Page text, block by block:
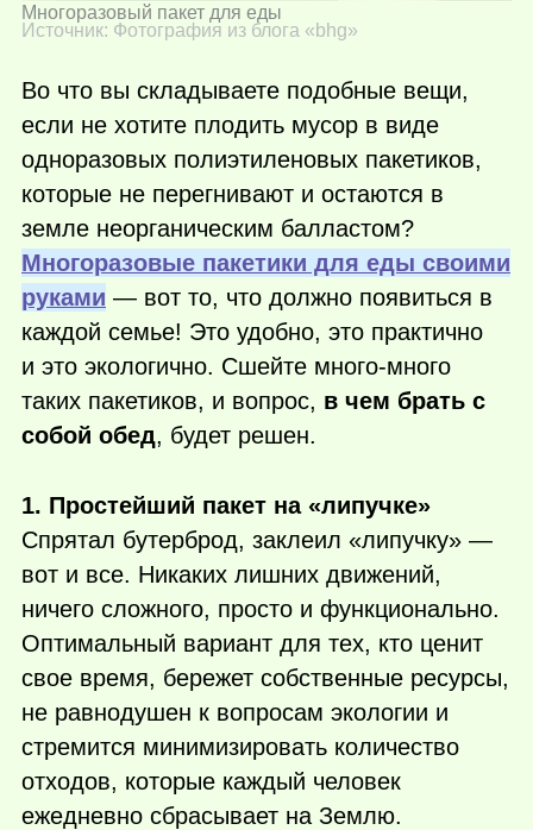
Многоразовый пакет для еды
Источник: Фотография из блога «bhg»
Во что вы складываете подобные вещи,
если не хотите плодить мусор в виде
одноразовых полиэтиленовых пакетиков,
которые не перегнивают и остаются в
земле неорганическим балластом?
Многоразовые пакетики для еды своими
руками — вот то, что должно появиться в
каждой семье! Это удобно, это практично
и это экологично. Сшейте много-много
таких пакетиков, и вопрос, в чем брать с
собой обед, будет решен.
1. Простейший пакет на «липучке»
Спрятал бутерброд, заклеил «липучку» —
вот и все. Никаких лишних движений,
ничего сложного, просто и функционально.
Оптимальный вариант для тех, кто ценит
свое время, бережет собственные ресурсы,
не равнодушен к вопросам экологии и
стремится минимизировать количество
отходов, которые каждый человек
ежедневно сбрасывает на Землю.